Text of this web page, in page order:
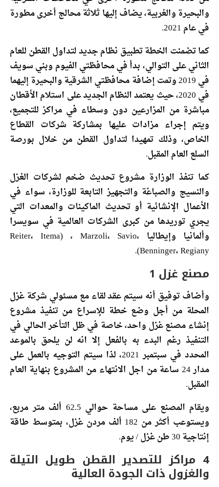
والبحيرة والغربية، يضاف إليها ثلاثة محالج أخرى مطورة
في عام 2021.
كما تضمنت الخطة تطبيق نظام جديد لتداول القطن للعام
الثاني على التوالي، بدأ في محافظتي الفيوم وبني سويف
في 2019 وتمت إضافة محافظتي الشرقية والبحيرة إليهما
في 2020، حيث يعتمد النظام الجديد على استلام الأقطان
مباشرة من المزارعين دون وسطاء في مراكز للتجميع،
ويتم إجراء مزادات عليها بمشاركة شركات القطاع
الخاص، وذلك تمهيدا لتداول القطن من خلال بورصة
السلع العام المقبل.
كما تنفذ الوزارة مشروع تحديث ضخم لشركات الغزل
والنسيج والصباغة والتجهيز التابعة للوزارة، سواء في
الأعمال الإنشائية أو تحديث الماكينات والمعدات التي
يجري توريدها من كبرى الشركات العالمية في سويسرا
وألمانيا وإيطاليا Reiter، Itema) ، Marzoli، Savio،
Benninger، Regiany).
مصنع غزل 1
وأضاف توفيق أنه سيتم عقد لقاء مع مسئولي شركة غزل
المحلة من أجل وضع خطة للإسراع من تنفيذ مشروع
إنشاء مصنع غزل واحد، خاصة في ظل التأخر الحالي في
التنفيذ رغم البدء به بالفعل إلا انه لن يلحق بالموعد
المحدد في سبتمبر 2021، لذا سيتم التوجيه بالعمل على
مدار 24 ساعة من اجل الانتهاء من المشروع بنهاية العام
المقبل.
ويقام المصنع على مساحة حوالي 62.5 ألف متر مربع،
ويستوعب أكثر من 182 ألف مردن غزل، بمتوسط طاقة
إنتاجية 30 طن غزل / يوم.
4 مراكز للتصدير القطن طويل التيلة
والغزول ذات الجودة العالية